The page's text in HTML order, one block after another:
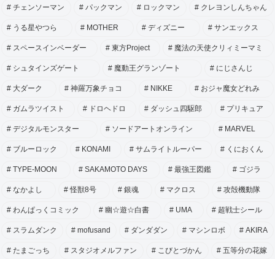
チェンソーマン パックマン ロックマン クレヨンしんちゃん
うる星やつら MOTHER ディズニー サンエックス
スペースインベーダー 東方Project 魔法の天使クリィミーマミ
シュタインズゲート 魔動王グランゾート にじさんじ
大ダーク 神羅万象チョコ NIKKE おジャ魔女どれみ
ガムラツイスト ドロヘドロ ダッシュ四駆郎 プリキュア
デジタルモンスター ソードアートオンライン MARVEL
ブルーロック KONAMI サムライトルーパー くにおくん
TYPE-MOON SAKAMOTO DAYS 最強王図鑑 ゴジラ
なかよし 怪獣8号 銀魂 マクロス 攻殻機動隊
わんぱっくコミック 幽☆遊☆白書 UMA 超戦士シール
スラムダンク mofusand ダンダダン マシンロボ AKIRA
たまごっち スタジオメルファン こびとづかん 五等分の花嫁